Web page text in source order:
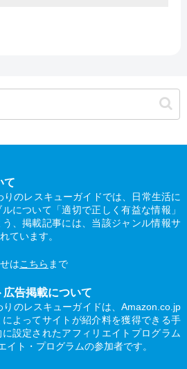
て
のレスキューガイドでは、日常生活に
について「適切で正しく有益な情報」
、掲載記事には、当該ジャンル情報サ
ています。
はこちら まで
告掲載について
のレスキューガイドは、Amazon.co.jp
よってサイトが紹介料を獲得できる手
設定されたアフィリエイトプログラム
イト・プログラムの参加者です。